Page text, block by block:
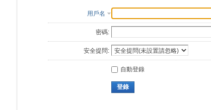
用戶名
密碼:
安全提問:
自動登錄
登錄